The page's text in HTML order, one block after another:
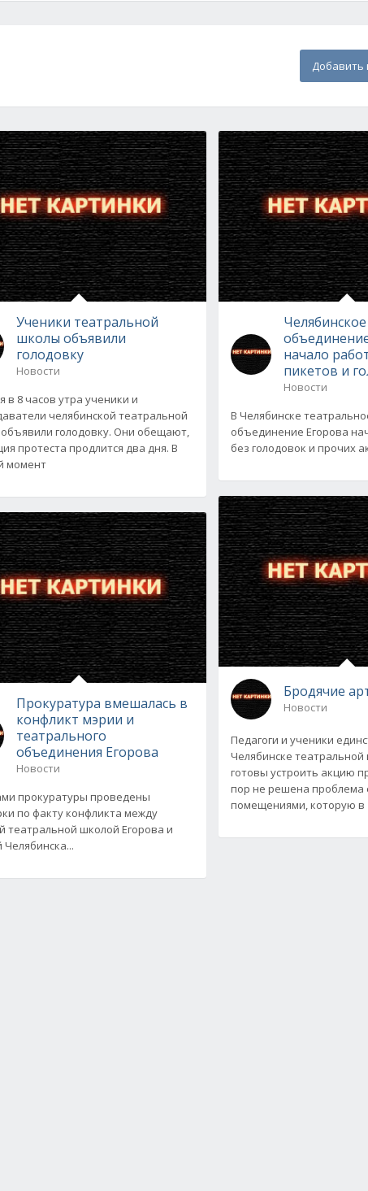
Добавить
Ученики театральной
школы объявили
голодовку
Новости
в 8 часов утра ученики и
челябинской театральной
голодовку. Они обещают,
протеста продлится два дня. В
момент
Прокуратура вмешалась в
конфликт мэрии и
театрального
объединения Егорова
Новости
прокуратуры проведены
по факту конфликта между
театральной школой Егорова и
начало
пикетов и
Новости
В Челябинске
объединение Егорова
без голодовок и прочих
Бродячие
Новости
Педагоги и ученики
Челябинске
готовы устроить акцию
пор не решена проблема
помещениями, которую в